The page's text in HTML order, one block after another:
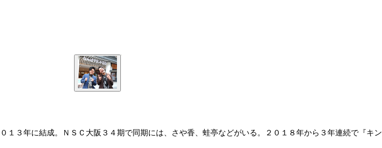
３年に結成。ＮＳＣ大阪３４期で同期には、さや香、蛙亭などがいる。２０１８年から３年連続で『キン